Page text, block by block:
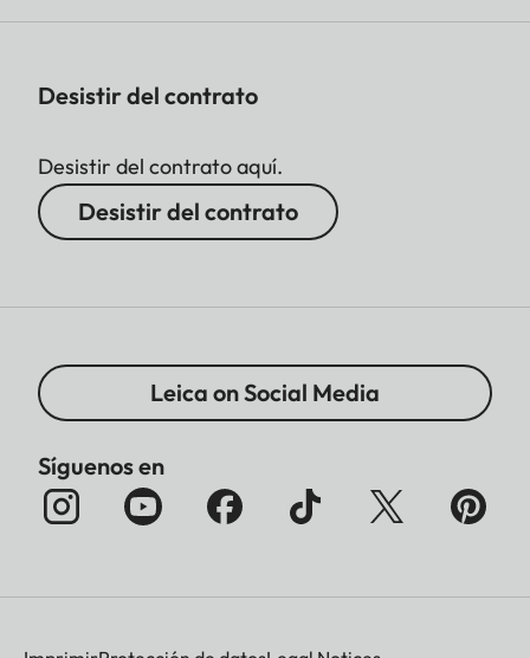
Desistir del contrato
Desistir del contrato aquí.
Desistir del contrato
Leica on Social Media
Síguenos en